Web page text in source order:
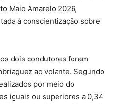
Maio Amarelo 2026,
à conscientização sobre
dois condutores foram
ao volante. Segundo
por meio do
iguais ou superiores a 0,34